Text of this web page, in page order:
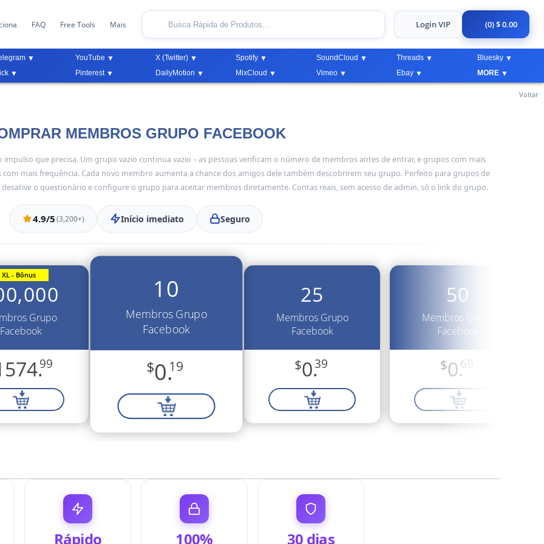
FAQ Free Tools Mais Login VIP (0) $ 0.00
YouTube X (Twitter) Spotify SoundCloud Threads
Bluesky
Pinterest DailyMotion MixCloud Vimeo Ebay MORE
Voltar
MEMBROS GRUPO FACEBOOK
que precisa. Um grupo vazio continua vazio – as pessoas verificam o número de membros antes de entrar, e grupos com mais
mais frequência. Cada novo membro aumenta a chance dos amigos dele também descobrirem seu grupo. Perfeito para grupos de
o questionário e configure o grupo para aceitar membros diretamente. Contas reais, sem acesso de admin, só o link do grupo.
4.9/5(3,200+) Início imediato Seguro
XL - Bônus
Grupo
Facebook
99
10
Membros Grupo
Facebook
$0.19
25
Membros Grupo
Facebook
$0.39
50
Membros Grupo
Facebook
$0.69
Rápido 100% 30 dias